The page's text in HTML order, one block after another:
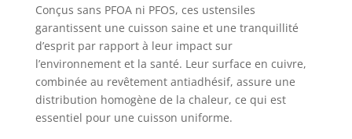
empilable
révolutionnaire
Gotham Steel vous
permet
d'organiser
facilement vos
armoires et votre
cuisine en
Conçus sans PFOA ni PFOS, ces ustensiles
garantissent une cuisson saine et une tranquillité
d’esprit par rapport à leur impact sur
l’environnement et la santé. Leur surface en cuivre,
combinée au revêtement antiadhésif, assure une
distribution homogène de la chaleur, ce qui est
essentiel pour une cuisson uniforme.